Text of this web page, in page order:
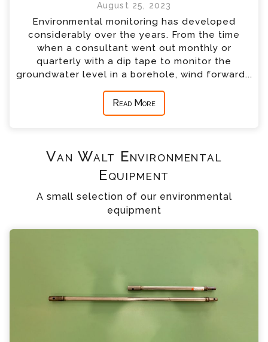
August 25, 2023
Environmental monitoring has developed
considerably over the years. From the time
when a consultant went out monthly or
quarterly with a dip tape to monitor the
groundwater level in a borehole, wind forward...
Read More
Van Walt Environmental
Equipment
A small selection of our environmental
equipment